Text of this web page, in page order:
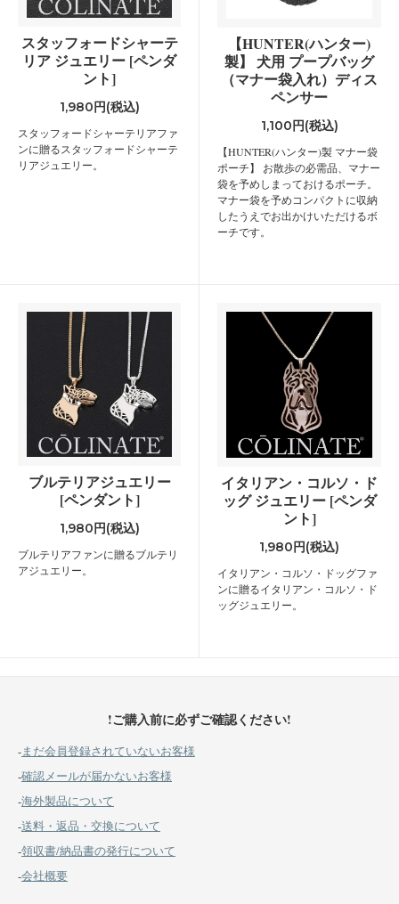
スタッフォードシャーテ
リア ジュエリー [ペンダ
ント]
1,980円(税込)
スタッフォードシャーテリアファ
ンに贈るスタッフォードシャーテ
リアジュエリー。
【HUNTER(ハンター)
製】 犬用 プープバッグ
（マナー袋入れ）ディス
ペンサー
1,100円(税込)
【HUNTER(ハンター)製 マナー袋
ポーチ】 お散歩の必需品、マナー
袋を予めしまっておけるポーチ。
マナー袋を予めコンパクトに収納
したうえでお出かけいただけるボ
ーチです。
ブルテリアジュエリー
[ペンダント]
1,980円(税込)
ブルテリアファンに贈るブルテリ
アジュエリー。
イタリアン・コルソ・ド
ッグ ジュエリー [ペンダ
ント]
1,980円(税込)
イタリアン・コルソ・ドッグファ
ンに贈るイタリアン・コルソ・ド
ッグジュエリー。
!ご購入前に必ずご確認ください!
-まだ会員登録されていないお客様
-確認メールが届かないお客様
-海外製品について
-送料・返品・交換について
-領収書/納品書の発行について
-会社概要